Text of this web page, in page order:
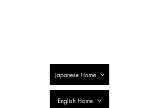
Japanese Home
English Home